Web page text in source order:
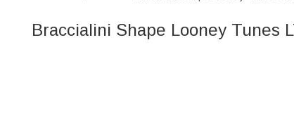
Braccialini Shape Looney Tunes